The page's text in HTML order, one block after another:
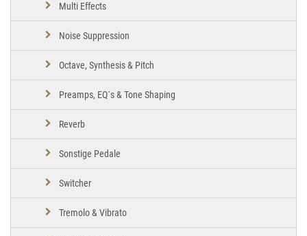
Multi Effects
Noise Suppression
Octave, Synthesis & Pitch
Preamps, EQ´s & Tone Shaping
Reverb
Sonstige Pedale
Switcher
Tremolo & Vibrato